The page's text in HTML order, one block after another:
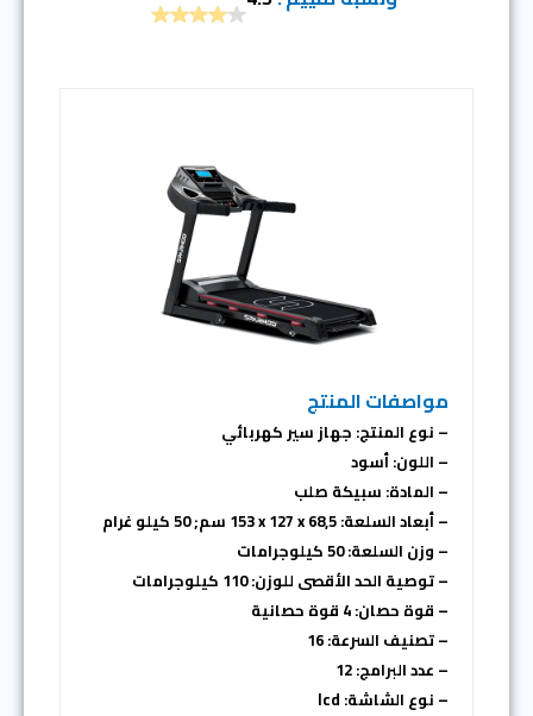
مواصفات المنتج
– نوع المنتج: جهاز سير كهربائي
– اللون: أسود
– المادة: سبيكة صلب
– أبعاد السلعة: ‎153 x 127 x 68,5 سم; 50 كيلو غرام
– وزن السلعة: 50 كيلوجرامات
– توصية الحد الأقصى للوزن: 110 كيلوجرامات
– قوة حصان: 4 قوة حصانية
– تصنيف السرعة: 16
– عدد البرامج: 12
– نوع الشاشة: lcd